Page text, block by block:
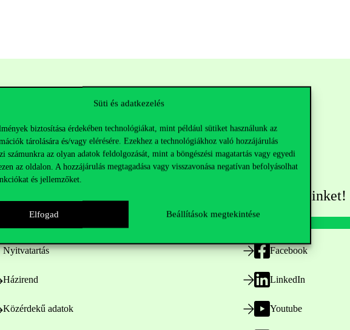
Süti és adatkezelés
biztosítása érdekében technológiákat, mint például sütiket használunk az
tárolására és/vagy elérésére. Ezekhez a technológiákhoz való hozzájárulás
számunkra az olyan adatok feldolgozását, mint a böngészési magatartás vagy egyedi
az oldalon. A hozzájárulás megtagadása vagy visszavonása negatívan befolyásolhat
és jellemzőket.
Elfogad Beállítások megtekintése
Nyitvatartás
Házirend
Közérdekű adatok
Kövess minket!
Facebook
LinkedIn
Youtube